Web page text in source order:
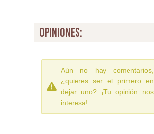
opiniones:
Aún no hay comentarios,
¿quieres ser el primero en
dejar uno? ¡Tu opinión nos
interesa!